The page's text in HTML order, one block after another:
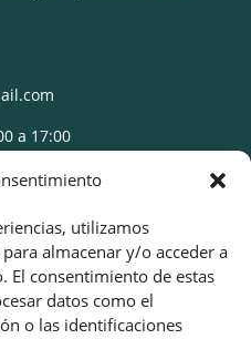
utilizamos
almacenar y/o acceder a
El consentimiento de estas
datos como el
o las identificaciones
a 17:00